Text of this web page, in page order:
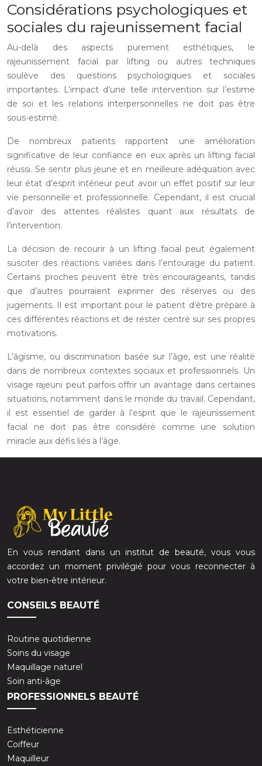
Considérations psychologiques et
sociales du rajeunissement facial
Au-delà des aspects purement esthétiques, le
rajeunissement facial par lifting ou autres techniques
soulève des questions psychologiques et sociales
importantes. L’impact d’une telle intervention sur l’estime
de soi et les relations interpersonnelles ne doit pas être
sous-estimé.
De nombreux patients rapportent une amélioration
significative de leur confiance en eux après un lifting facial
réussi. Se sentir plus jeune et en meilleure adéquation avec
leur état d’esprit intérieur peut avoir un effet positif sur leur
vie personnelle et professionnelle. Cependant, il est crucial
d’avoir des attentes réalistes quant aux résultats de
l’intervention.
La décision de recourir à un lifting facial peut également
susciter des réactions variées dans l’entourage du patient.
Certains proches peuvent être très encourageants, tandis
que d’autres pourraient exprimer des réserves ou des
jugements. Il est important pour le patient d’être préparé à
ces différentes réactions et de rester centré sur ses propres
motivations.
L’âgisme, ou discrimination basée sur l’âge, est une réalité
dans de nombreux contextes sociaux et professionnels. Un
visage rajeuni peut parfois offrir un avantage dans certaines
situations, notamment dans le monde du travail. Cependant,
il est essentiel de garder à l’esprit que le rajeunissement
facial ne doit pas être considéré comme une solution
miracle aux défis liés à l’âge.
En vous rendant dans un institut de beauté, vous vous
accordez un moment privilégié pour vous reconnecter à
votre bien-être intérieur.
CONSEILS BEAUTÉ
Routine quotidienne
Soins du visage
Maquillage naturel
Soin anti-âge
PROFESSIONNELS BEAUTÉ
Esthéticienne
Coiffeur
Maquilleur